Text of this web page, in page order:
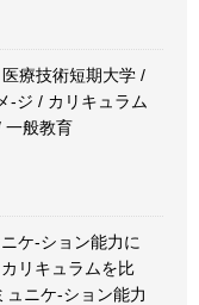
療技術短期大学 /
-ジ / カリキュラム
一般教育
ケ-ション能力に
リキュラムを比
ニケ-ション能力